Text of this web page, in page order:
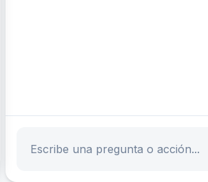
Escribe tu pregunta